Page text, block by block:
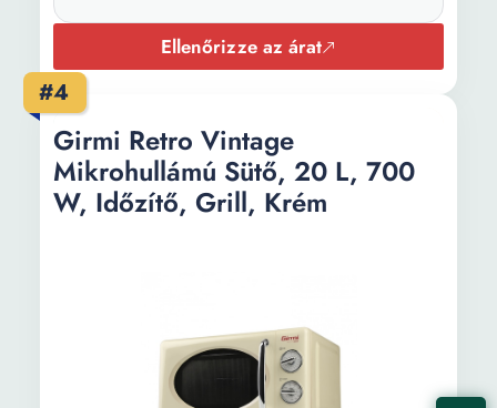
Erősségi
5
Szélesség:
Mélység:
32.1 cm
Magasság:
26 cm
Súly:
10 kg
Ellenőrizze az árat
#4
Girmi Retro Vintage
Mikrohullámú Sütő, 20 L, 700
W, Időzítő, Grill, Krém